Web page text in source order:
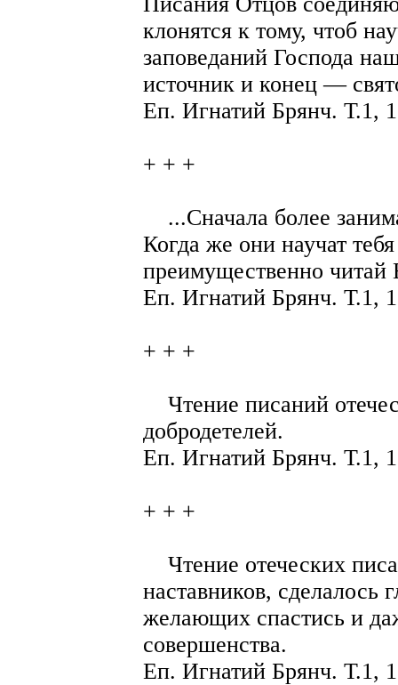
клонятся к тому, чтоб
заповеданий Господа
источник и конец —
Еп. Игнатий Брянч. Т.1,
+ + +
...Сначала более
Когда же они научат
преимущественно читай
Еп. Игнатий Брянч. Т.1,
+ + +
Чтение писаний
добродетелей.
Еп. Игнатий Брянч. Т.1,
+ + +
Чтение отеческих
наставников, сделалось
желающих спастись и
совершенства.
Еп. Игнатий Брянч. Т.1,